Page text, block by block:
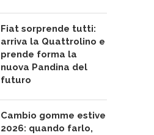
Fiat sorprende tutti:
arriva la Quattrolino e
prende forma la
nuova Pandina del
futuro
Cambio gomme estive
2026: quando farlo,